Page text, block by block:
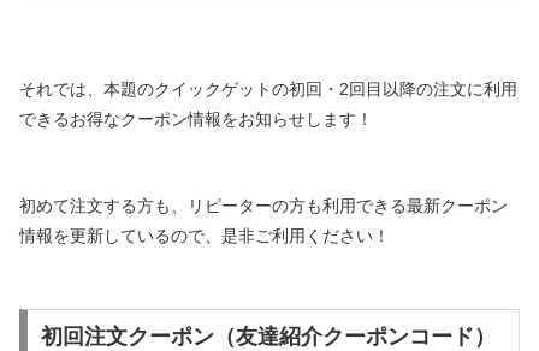
それでは、本題のクイックゲットの初回・2回目以降の注文に利用
できるお得なクーポン情報をお知らせします！
初めて注文する方も、リピーターの方も利用できる最新クーポン
情報を更新しているので、是非ご利用ください！
初回注文クーポン（友達紹介クーポンコード）